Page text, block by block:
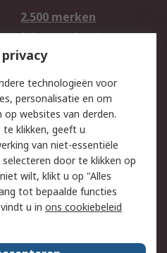
2.500 merken
Inkoopoplossingen
Technisch advies
Email veiligheid
Websitevoorwaarden
technologieën voor
personalisatie en om
websites van derden.
klikken, geeft u
van niet-essentiële
door te klikken op
wilt, klikt u op "Alles
tot bepaalde functies
u in ons cookiebeleid